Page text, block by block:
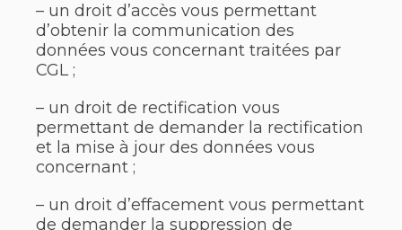
– un droit d’accès vous permettant
d’obtenir la communication des
données vous concernant traitées par
CGL ;
– un droit de rectification vous
permettant de demander la rectification
et la mise à jour des données vous
concernant ;
– un droit d’effacement vous permettant
de demander la suppression de